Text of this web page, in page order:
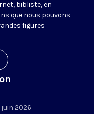
bibliste, en
que nous pouvons
figures
2026